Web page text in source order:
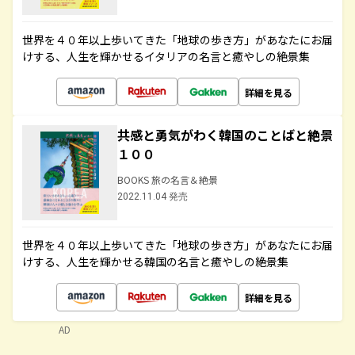
世界を４０年以上歩いてきた「地球の歩き方」があなたにお届
けする、人生を輝かせるイタリアの名言と癒やしの絶景集
詳細を見る
共感と勇気がわく韓国のことばと絶景
１００
BOOKS 旅の名言＆絶景
2022.11.04 発売
世界を４０年以上歩いてきた「地球の歩き方」があなたにお届
けする、人生を輝かせる韓国の名言と癒やしの絶景集
詳細を見る
AD